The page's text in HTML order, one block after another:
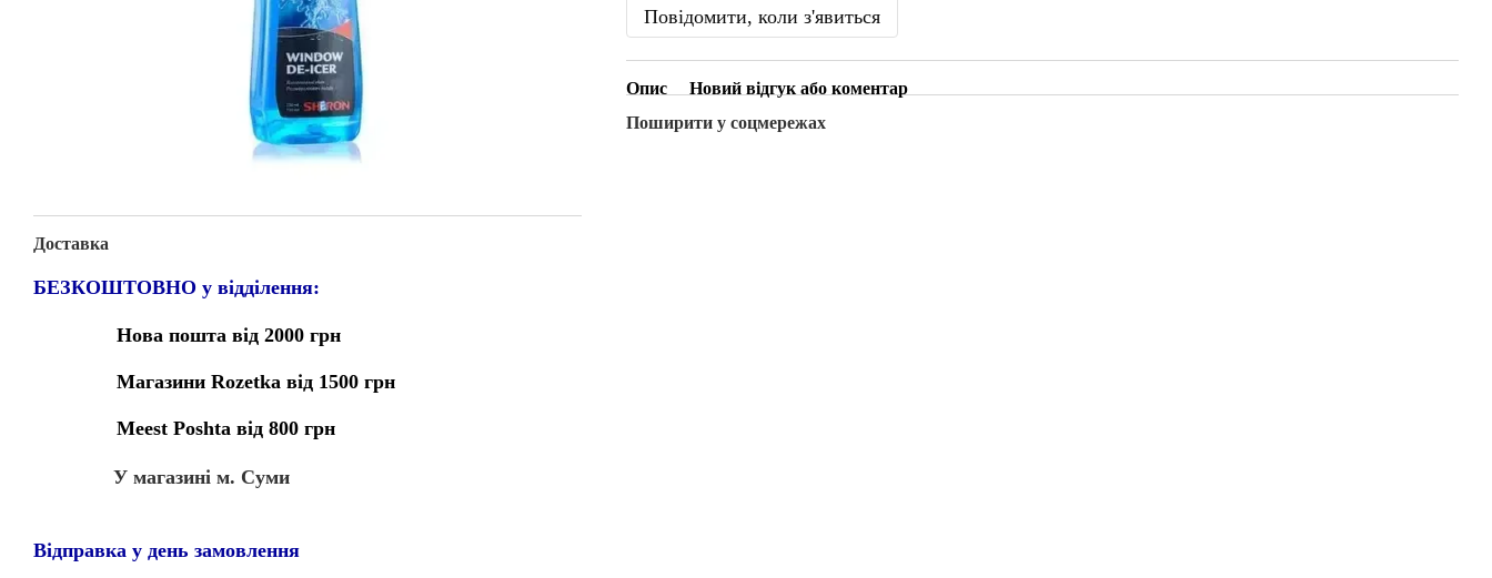
Доставка
БЕЗКОШТОВНО у відділення:
Нова пошта від 2000 грн
Магазини Rozetka від 1500 грн
Meest Poshta від 800 грн
У магазині м. Суми
Відправка у день замовлення
Повідомити, коли з'явиться
Опис
Новий відгук або коментар
Поширити у соцмережах